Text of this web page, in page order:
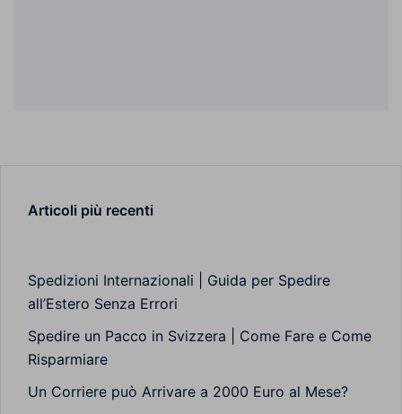
Articoli più recenti
Spedizioni Internazionali | Guida per Spedire
all’Estero Senza Errori
Spedire un Pacco in Svizzera | Come Fare e Come
Risparmiare
Un Corriere può Arrivare a 2000 Euro al Mese?